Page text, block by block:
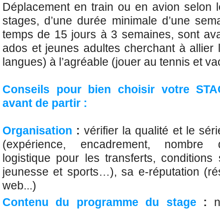
Déplacement en train ou en avion selon
stages, d’une durée minimale d’une
temps de 15 jours à 3 semaines, sont
ados et jeunes adultes cherchant à allier
langues) à l’agréable (jouer au tennis et
Conseils pour bien choisir votre
avant de partir :
Organisation : vérifier la qualité et le
(expérience, encadrement, nombre
logistique pour les transferts, conditions
jeunesse et sports…), sa e-réputation
web...)
Contenu du programme du stage :